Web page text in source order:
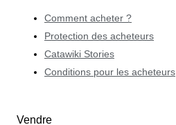
Comment acheter ?
Protection des acheteurs
Catawiki Stories
Conditions pour les acheteurs
Vendre